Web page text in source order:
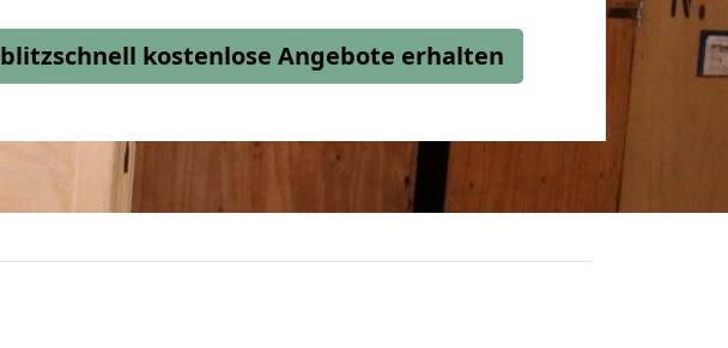
blitzschnell kostenlose Angebote erhalten